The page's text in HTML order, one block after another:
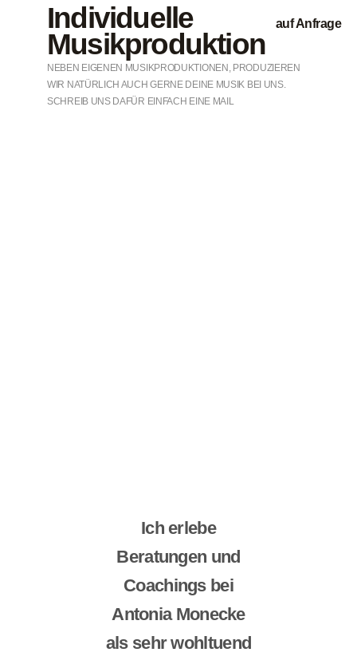
Individuelle
Musikproduktion
auf Anfrage
NEBEN EIGENEN MUSIKPRODUKTIONEN, PRODUZIEREN
WIR NATÜRLICH AUCH GERNE DEINE MUSIK BEI UNS.
SCHREIB UNS DAFÜR EINFACH EINE MAIL
Ich erlebe
Beratungen und
Coachings bei
Antonia Monecke
als sehr wohltuend